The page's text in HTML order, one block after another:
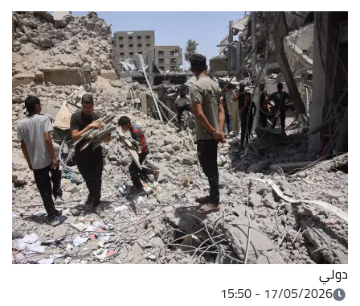
دولي
17/05/2026 - 15:50